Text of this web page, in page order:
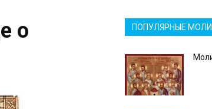
о
ПОПУЛЯРНЫЕ